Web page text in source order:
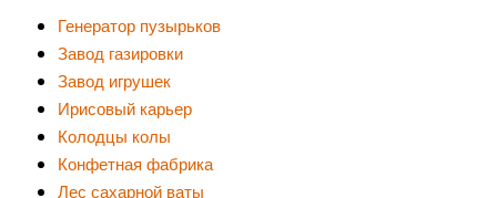
Генератор пузырьков
Завод газировки
Завод игрушек
Ирисовый карьер
Колодцы колы
Конфетная фабрика
Лес сахарной ваты